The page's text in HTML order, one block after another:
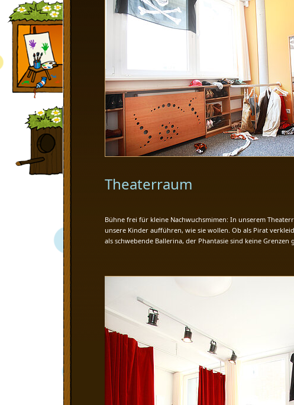
Theaterraum
Bühne frei für kleine Nachwuchsmimen: In unserem
unsere Kinder aufführen, wie sie wollen. Ob als Pirat
als schwebende Ballerina, der Phantasie sind keine Grenzen